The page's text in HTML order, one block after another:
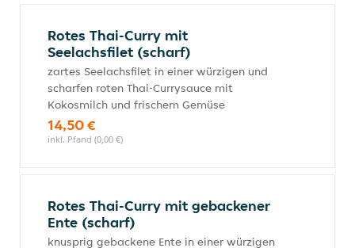
Rotes Thai-Curry mit
Seelachsfilet (scharf)
zartes Seelachsfilet in einer würzigen und
scharfen roten Thai-Currysauce mit
Kokosmilch und frischem Gemüse
14,50 €
inkl. Pfand (0,00 €)
Rotes Thai-Curry mit gebackener
Ente (scharf)
knusprig gebackene Ente in einer würzigen